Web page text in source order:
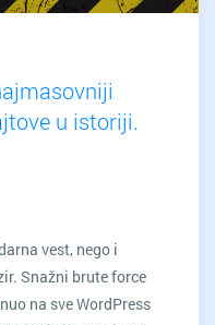
u istoriji.
vest, nego i
Snažni brute force
na sve WordPress